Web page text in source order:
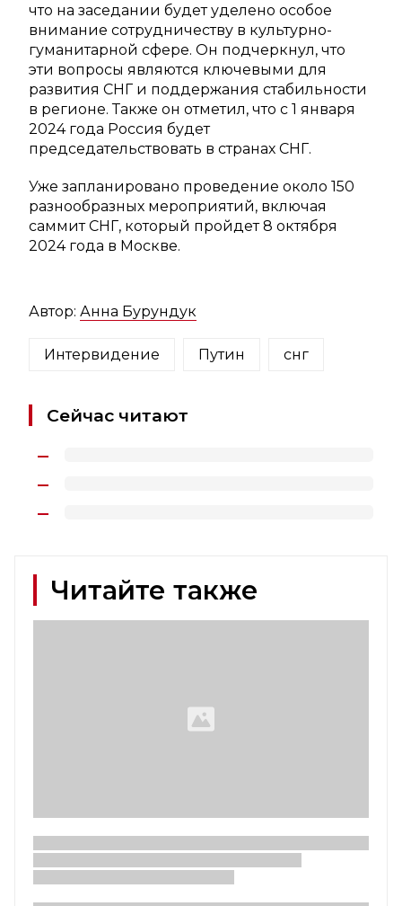
что на заседании будет уделено особое
внимание сотрудничеству в культурно-
гуманитарной сфере. Он подчеркнул, что
эти вопросы являются ключевыми для
развития СНГ и поддержания стабильности
в регионе. Также он отметил, что с 1 января
2024 года Россия будет
председательствовать в странах СНГ.
Уже запланировано проведение около 150
разнообразных мероприятий, включая
саммит СНГ, который пройдет 8 октября
2024 года в Москве.
Автор: Анна Бурундук
Интервидение Путин снг
Сейчас читают
Читайте также